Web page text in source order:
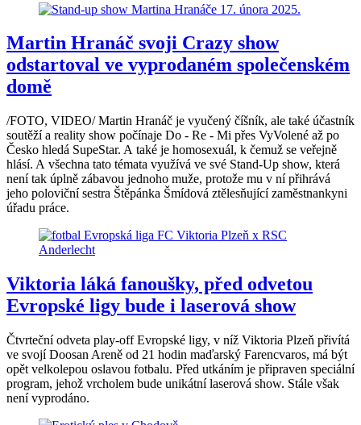
Martin Hranáč svoji Crazy show
odstartoval ve vyprodaném společenském
domě
/FOTO, VIDEO/ Martin Hranáč je vyučený číšník, ale také účastník
soutěží a reality show počínaje Do - Re - Mi přes VyVolené až po
Česko hledá SupeStar. A také je homosexuál, k čemuž se veřejně
hlásí. A všechna tato témata využívá ve své Stand-Up show, která
není tak úplně zábavou jednoho muže, protože mu v ní přihrává
jeho poloviční sestra Štěpánka Šmídová ztělesňující zaměstnankyni
úřadu práce.
Viktoria láká fanoušky, před odvetou
Evropské ligy bude i laserová show
Čtvrteční odveta play-off Evropské ligy, v níž Viktoria Plzeň přivítá
ve svojí Doosan Areně od 21 hodin maďarský Farencvaros, má být
opět velkolepou oslavou fotbalu. Před utkáním je připraven speciální
program, jehož vrcholem bude unikátní laserová show. Stále však
není vyprodáno.